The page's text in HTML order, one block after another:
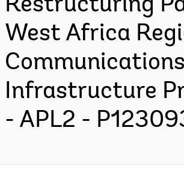
Restructuring
West Africa
Communications
Infrastructure
- APL2 -